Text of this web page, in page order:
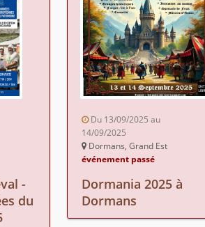
-
du
Du 13/09/2025 au
14/09/2025
Dormans, Grand Est
événement passé
Dormania 2025 à
Dormans